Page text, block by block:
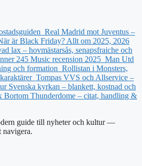
Real Madrid mot Juventus –
är Black Friday? Allt om 2025, 2026
lax – hovmästarsås, senapsfraiche och
245 Music recension 2025 Man Utd
och formation Rollistan i Monsters,
Tompas VVS och Allservice –
Svenska kyrkan – blankett, kostnad och
Bortom Thunderdome – citat, handling &
guide till nyheter och kultur —
navigera.